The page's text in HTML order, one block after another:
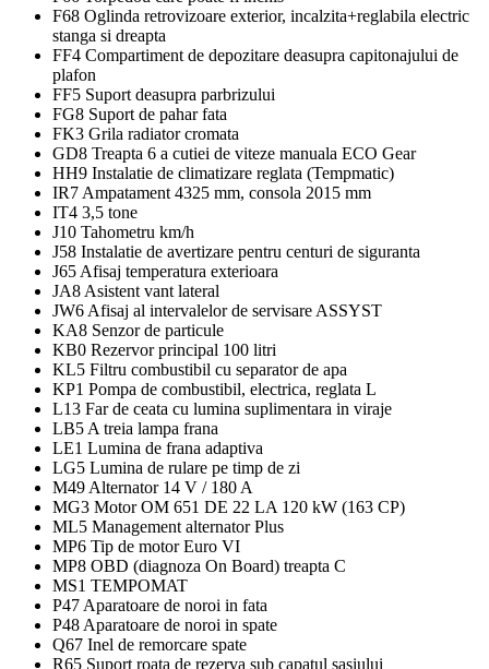
F68 Oglinda retrovizoare exterior, incalzita+reglabila electric
stanga si dreapta
FF4 Compartiment de depozitare deasupra capitonajului de
plafon
FF5 Suport deasupra parbrizului
FG8 Suport de pahar fata
FK3 Grila radiator cromata
GD8 Treapta 6 a cutiei de viteze manuala ECO Gear
HH9 Instalatie de climatizare reglata (Tempmatic)
IR7 Ampatament 4325 mm, consola 2015 mm
IT4 3,5 tone
J10 Tahometru km/h
J58 Instalatie de avertizare pentru centuri de siguranta
J65 Afisaj temperatura exterioara
JA8 Asistent vant lateral
JW6 Afisaj al intervalelor de servisare ASSYST
KA8 Senzor de particule
KB0 Rezervor principal 100 litri
KL5 Filtru combustibil cu separator de apa
KP1 Pompa de combustibil, electrica, reglata L
L13 Far de ceata cu lumina suplimentara in viraje
LB5 A treia lampa frana
LE1 Lumina de frana adaptiva
LG5 Lumina de rulare pe timp de zi
M49 Alternator 14 V / 180 A
MG3 Motor OM 651 DE 22 LA 120 kW (163 CP)
ML5 Management alternator Plus
MP6 Tip de motor Euro VI
MP8 OBD (diagnoza On Board) treapta C
MS1 TEMPOMAT
P47 Aparatoare de noroi in fata
P48 Aparatoare de noroi in spate
Q67 Inel de remorcare spate
R65 Suport roata de rezerva sub capatul sasiului